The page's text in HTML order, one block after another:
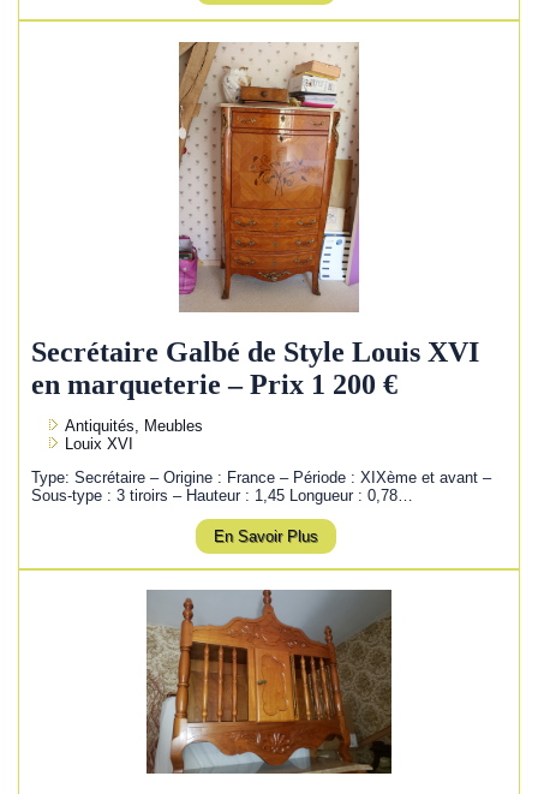
Secrétaire Galbé de Style Louis XVI
en marqueterie – Prix 1 200 €
Antiquités, Meubles
Louix XVI
Type: Secrétaire – Origine : France – Période : XIXème et avant –
Sous-type : 3 tiroirs – Hauteur : 1,45 Longueur : 0,78…
En Savoir Plus